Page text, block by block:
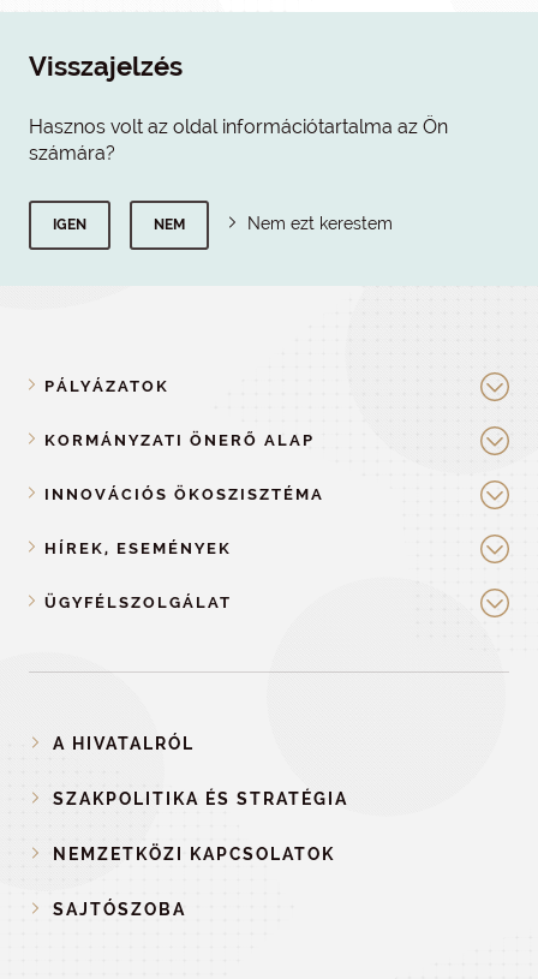
Visszajelzés
Hasznos volt az oldal információtartalma az Ön
számára?
IGEN NEM Nem ezt kerestem
PÁLYÁZATOK
KORMÁNYZATI ÖNERŐ ALAP
INNOVÁCIÓS ÖKOSZISZTÉMA
HÍREK, ESEMÉNYEK
ÜGYFÉLSZOLGÁLAT
A HIVATALRÓL
SZAKPOLITIKA ÉS STRATÉGIA
NEMZETKÖZI KAPCSOLATOK
SAJTÓSZOBA